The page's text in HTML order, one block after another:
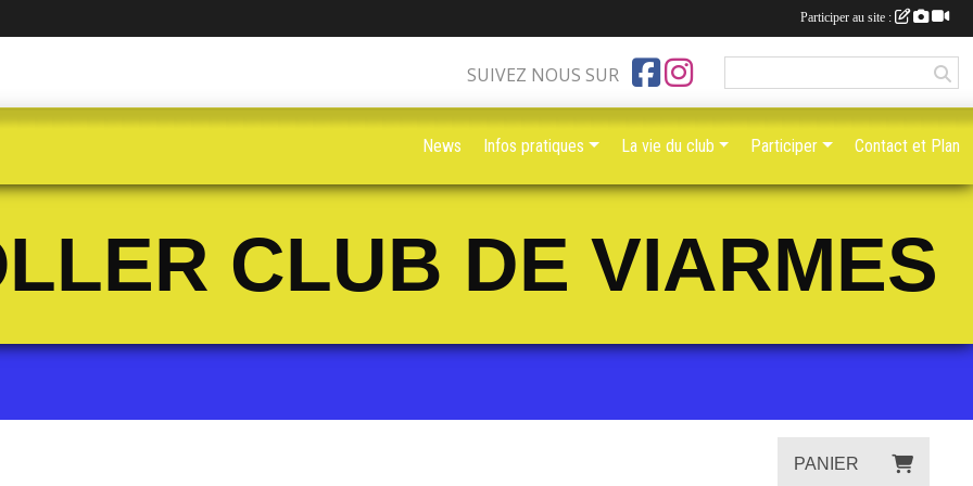
CLUB DE VIARMES
PANIER
SUIVEZ NOUS SUR
News Infos pratiques La vie du club Participer Contact et Plan
Participer au site :